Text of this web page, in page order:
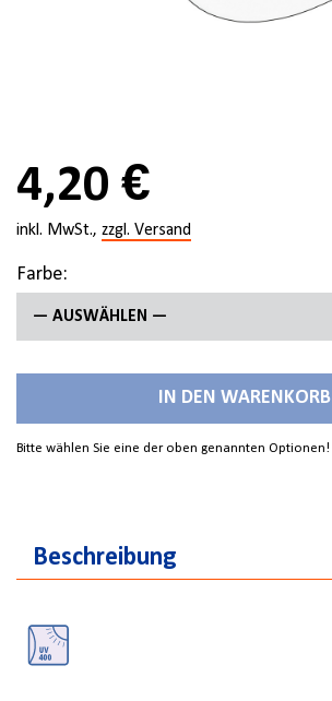
4,20 €
inkl. MwSt., zzgl. Versand
Farbe:
— AUSWÄHLEN —
IN DEN WARENKORB
Bitte wählen Sie eine der oben genannten Optionen!
Beschreibung